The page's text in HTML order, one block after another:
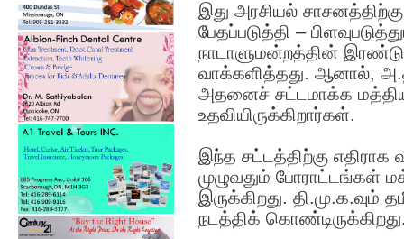
இது அரசியல்
பேதப்படுத்தி –
நாடாளுமன்றத்தின் இரண்டு
வாக்களித்தது. ஆனால்,
அதனைச் சட்டமாக்க மத்திய
உதவியிருக்கிறார்கள்.
இந்த சட்டத்திற்கு எதிராக
முழுவதும்
இருக்கிறது. தி.மு.க.வும்
நடத்திக்